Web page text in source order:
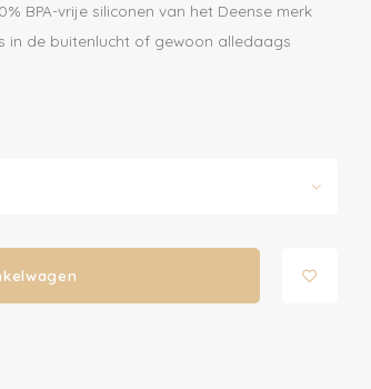
BPA-vrije siliconen van het Deense merk
in de buitenlucht of gewoon alledaags